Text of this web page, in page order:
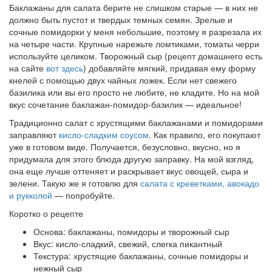
Баклажаны для салата берите не слишком старые — в них не
должно быть пустот и твердых темных семян. Зрелые и
сочные помидорки у меня небольшие, поэтому я разрезала их
на четыре части. Крупные нарежьте ломтиками, томаты черри
используйте целиком. Творожный сыр (рецепт домашнего есть
на сайте вот здесь) добавляйте мягкий, придавая ему форму
кнелей с помощью двух чайных ложек. Если нет свежего
базилика или вы его просто не любите, не кладите. Но на мой
вкус сочетание баклажан-помидор-базилик — идеальное!
Традиционно салат с хрустящими баклажанами и помидорами
заправляют кисло-сладким соусом. Как правило, его покупают
уже в готовом виде. Получается, безусловно, вкусно, но я
придумала для этого блюда другую заправку. На мой взгляд,
она еще лучше оттеняет и раскрывает вкус овощей, сыра и
зелени. Такую же я готовлю для салата с креветками, авокадо
и рукколой — попробуйте.
Коротко о рецепте
Основа: баклажаны, помидоры и творожный сыр
Вкус: кисло-сладкий, свежий, слегка пикантный
Текстура: хрустящие баклажаны, сочные помидоры и
нежный сыр